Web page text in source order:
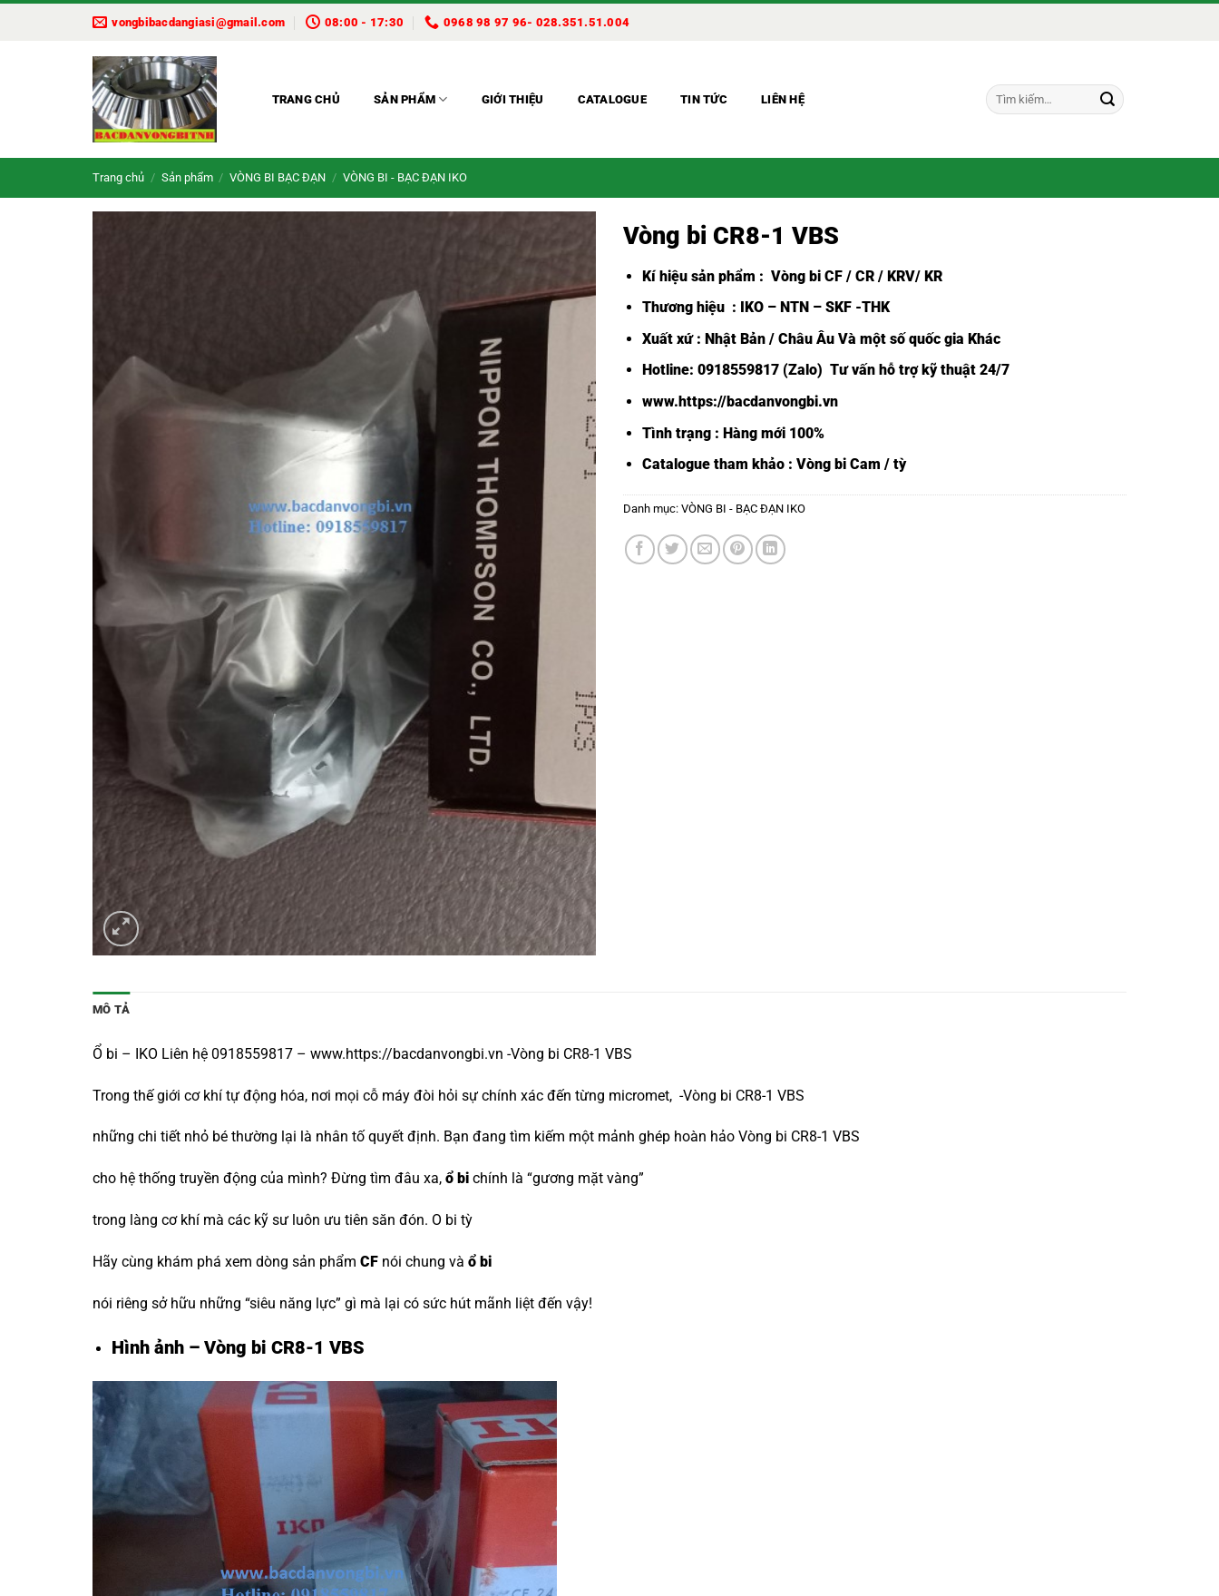
vongbibacdangiasi@gmail.com 08:00 - 17:30 0968 98 97 96- 028.351.51.004
TRANG CHỦ SẢN PHẨM GIỚI THIỆU CATALOGUE TIN TỨC LIÊN HỆ
Tìm
kiếm:
Trang chủ / Sản phẩm / VÒNG BI BẠC ĐẠN / VÒNG BI - BẠC ĐẠN IKO
Vòng bi CR8-1 VBS
Kí hiệu sản phẩm : Vòng bi CF / CR / KRV/ KR
Thương hiệu : IKO – NTN – SKF -THK
Xuất xứ : Nhật Bản / Châu Âu Và một số quốc gia Khác
Hotline: 0918559817 (Zalo) Tư vấn hỗ trợ kỹ thuật 24/7
www.https://bacdanvongbi.vn
Tình trạng : Hàng mới 100%
Catalogue tham khảo : Vòng bi Cam / tỳ
Danh mục: VÒNG BI - BẠC ĐẠN IKO
MÔ TẢ
Ổ bi – IKO Liên hệ 0918559817 – www.https://bacdanvongbi.vn -Vòng bi CR8-1 VBS
Trong thế giới cơ khí tự động hóa, nơi mọi cỗ máy đòi hỏi sự chính xác đến từng micromet, -Vòng bi CR8-1 VBS
những chi tiết nhỏ bé thường lại là nhân tố quyết định. Bạn đang tìm kiếm một mảnh ghép hoàn hảo Vòng bi CR8-1 VBS
cho hệ thống truyền động của mình? Đừng tìm đâu xa, ổ bi chính là “gương mặt vàng”
trong làng cơ khí mà các kỹ sư luôn ưu tiên săn đón. O bi tỳ
Hãy cùng khám phá xem dòng sản phẩm CF nói chung và ổ bi
nói riêng sở hữu những “siêu năng lực” gì mà lại có sức hút mãnh liệt đến vậy!
Hình ảnh – Vòng bi CR8-1 VBS